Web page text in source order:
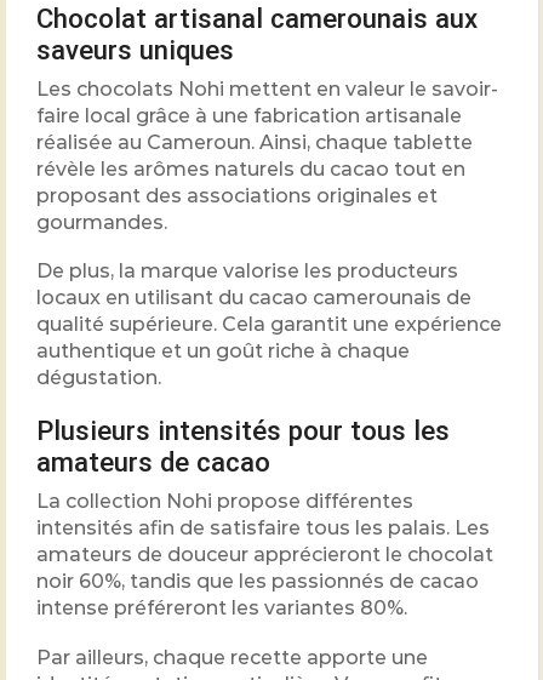
Chocolat artisanal camerounais aux
saveurs uniques
Les chocolats Nohi mettent en valeur le savoir-
faire local grâce à une fabrication artisanale
réalisée au Cameroun. Ainsi, chaque tablette
révèle les arômes naturels du cacao tout en
proposant des associations originales et
gourmandes.
De plus, la marque valorise les producteurs
locaux en utilisant du cacao camerounais de
qualité supérieure. Cela garantit une expérience
authentique et un goût riche à chaque
dégustation.
Plusieurs intensités pour tous les
amateurs de cacao
La collection Nohi propose différentes
intensités afin de satisfaire tous les palais. Les
amateurs de douceur apprécieront le chocolat
noir 60%, tandis que les passionnés de cacao
intense préféreront les variantes 80%.
Par ailleurs, chaque recette apporte une